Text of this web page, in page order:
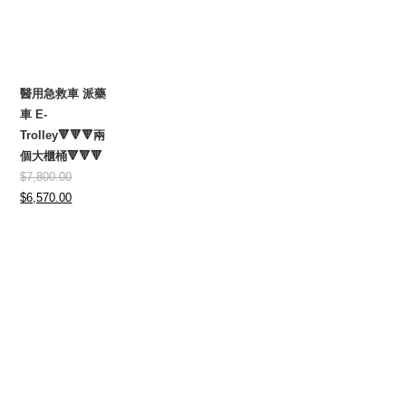
醫用急救車 派藥
車 E-
Trolley🔻🔻🔻兩
個大櫃桶🔻🔻🔻
$7,800.00
Original
$6,570.00Current